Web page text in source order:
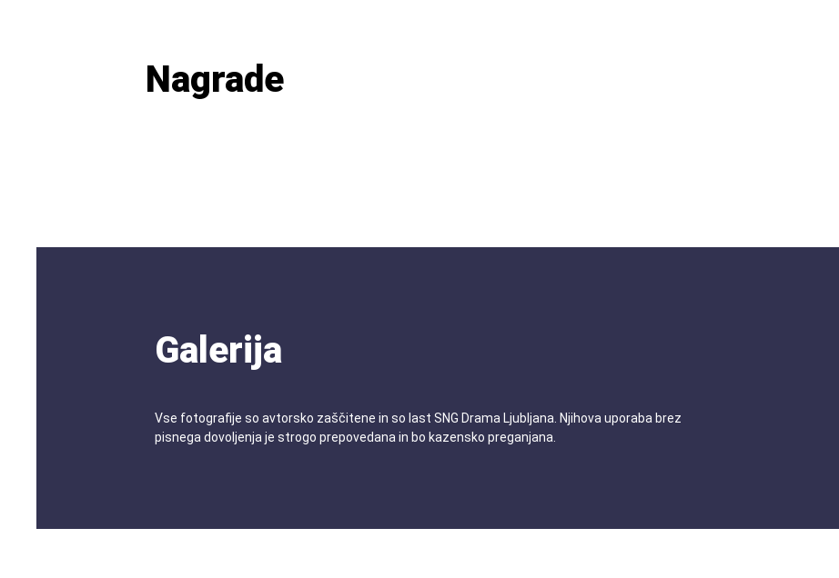
Nagrade
Galerija
Vse fotografije so avtorsko zaščitene in so last SNG Drama Ljubljana. Njihova uporaba brez
pisnega dovoljenja je strogo prepovedana in bo kazensko preganjana.